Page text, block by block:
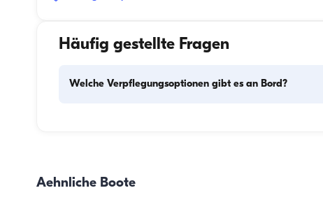
Häufig gestellte Fragen
Welche Verpflegungsoptionen gibt es an Bord?
Zubereitung der Mahlzeiten übernimmt die Crew.
Aehnliche Boote